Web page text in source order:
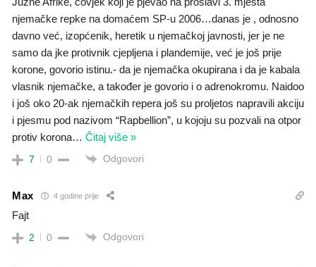
njemačke repke na domaćem SP-u 2006…danas je , odnosno
davno već, izopćenik, heretik u njemačkoj javnosti, jer je ne
samo da jke protivnik cjepljena i plandemije, već je još prije
korone, govorio istinu.- da je njemačka okupirana i da je kabala
vlasnik njemačke, a također je govorio i o adrenokromu. Naidoo
i još oko 20-ak njemačkih repera još su proljetos napravili akciju
i pjesmu pod nazivom “Rapbellion”, u kojoju su pozvali na otpor
protiv korona… Čitaj više »
7 0 Odgovori
Max 4 godine prije
Fajt
2 0 Odgovori